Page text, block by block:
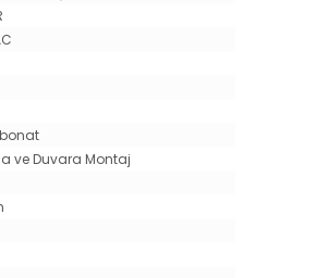
ve Duvara Montaj